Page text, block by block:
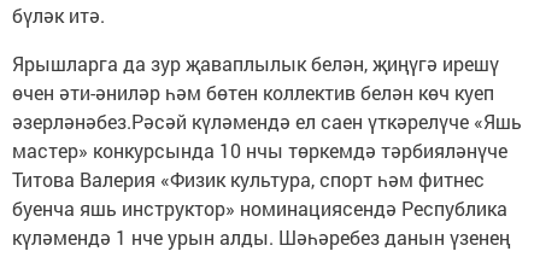
бүләк итә.
Ярышларга да зур җаваплылык белән, җиңүгә ирешү
өчен әти-әниләр һәм бөтен коллектив белән көч куеп
әзерләнәбез.Рәсәй күләмендә ел саен үткәрелүче «Яшь
мастер» конкурсында 10 нчы төркемдә тәрбияләнүче
Титова Валерия «Физик культура, спорт һәм фитнес
буенча яшь инструктор» номинациясендә Республика
күләмендә 1 нче урын алды. Шәһәребез данын үзенең